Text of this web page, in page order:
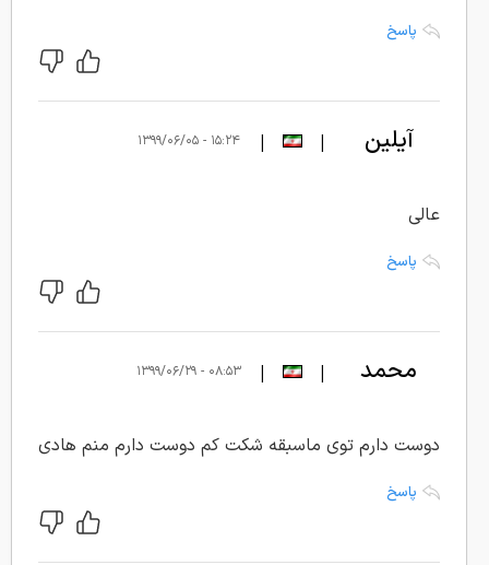
پاسخ
آیلین |
| ۱۵:۲۴ - ۱۳۹۹/۰۶/۰۵
عالی
پاسخ
محمد |
| ۰۸:۵۳ - ۱۳۹۹/۰۶/۲۹
دوست دارم توی ماسبقه شکت کم دوست دارم منم هادی
پاسخ